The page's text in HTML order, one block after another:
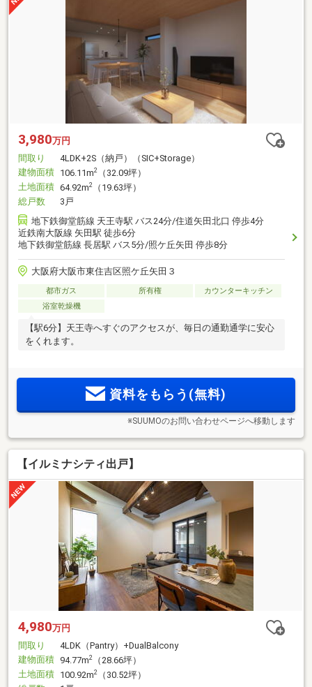
3,980万円
間取り
4LDK+2S（納戸）（SIC+Storage）
建物面積 106.11m2
（32.09坪）
土地面積 64.92m2
（19.63坪）
総戸数
3戸
地下鉄御堂筋線 天王寺駅 バス24分/住道矢田北口 停歩4分
近鉄南大阪線 矢田駅 徒歩6分
地下鉄御堂筋線 長居駅 バス5分/照ケ丘矢田 停歩8分
大阪府大阪市東住吉区照ケ丘矢田３
都市ガス 所有権
カウンターキッチン
浴室乾燥機
【駅6分】天王寺へすぐのアクセスが、毎日の通勤通学に安心
をくれます。
資料をもらう(無料)
※SUUMOのお問い合わせページへ移動します
【イルミナシティ出戸】
4,980万円
間取り
4LDK（Pantry）+DualBalcony
建物面積 94.77m2
（28.66坪）
土地面積 100.92m2
（30.52坪）